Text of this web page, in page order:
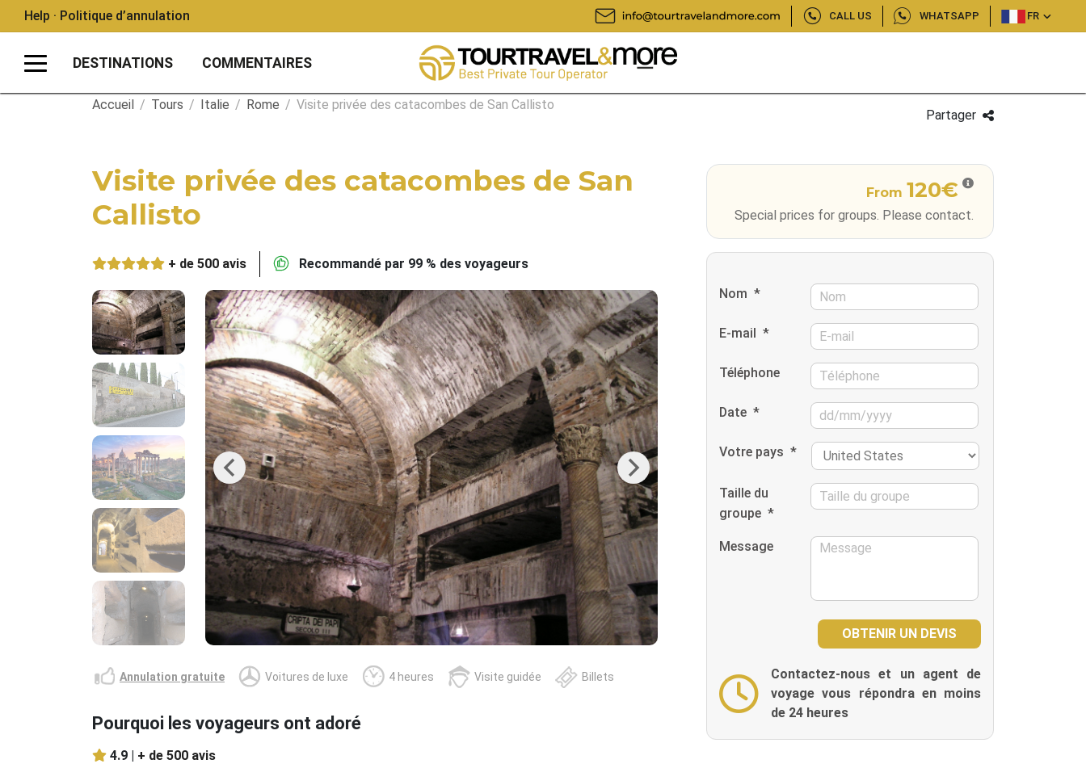
Help · Politique d’annulation CALL US WHATSAPP FR
DESTINATIONS COMMENTAIRES
Accueil / Tours / Italie / Rome / Visite privée des catacombes de San Callisto
Partager
Visite privée des catacombes de San
Callisto
+ de 500 avis Recommandé par 99 % des voyageurs
Previous Next
Annulation gratuite Voitures de luxe 4 heures Visite guidée Billets
Pourquoi les voyageurs ont adoré
4.9 | + de 500 avis
From 120€
Special prices for groups. Please contact.
Nom *
E-mail *
Téléphone
Date *
Votre pays *
Taille du
groupe *
Message
Contactez-nous et un agent de
voyage vous répondra en moins
de 24 heures